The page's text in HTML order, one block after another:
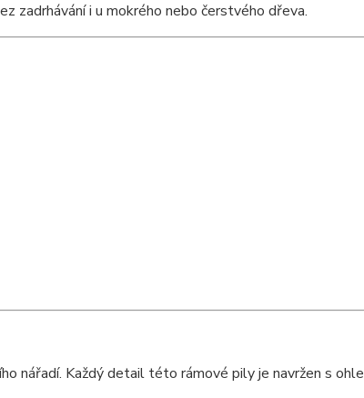
zadrhávání i u mokrého nebo čerstvého dřeva.
nářadí. Každý detail této rámové pily je navržen s